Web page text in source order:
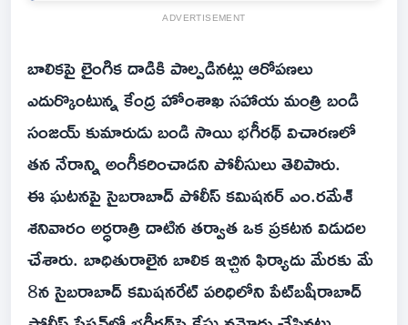
ADVERTISEMENT
బాలికపై లైంగిక దాడికి పాల్పడినట్లు ఆరోపణలు
ఎదుర్కొంటున్న కేంద్ర హోంశాఖ సహాయ మంత్రి బండి
సంజయ్ కుమారుడు బండి సాయి భగీరథ్‌ విచారణలో
తన నేరాన్ని అంగీకరించాడని పోలీసులు తెలిపారు.
ఈ ఘటనపై సైబరాబాద్ పోలీస్ కమిషనర్ ఎం.రమేశ్
శనివారం అర్ధరాత్రి దాటిన తర్వాత ఒక ప్రకటన విడుదల
చేశారు. బాధితురాలైన బాలిక ఇచ్చిన ఫిర్యాదు మేరకు మే
8న సైబరాబాద్ కమిషనరేట్ పరిధిలోని పేట్‌బషీరాబాద్